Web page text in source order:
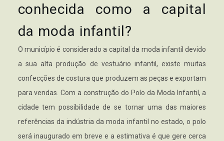
conhecida como a capital
da moda infantil?
O município é considerado a capital da moda infantil devido
a sua alta produção de vestuário infantil, existe muitas
confecções de costura que produzem as peças e exportam
para vendas. Com a construção do Polo da Moda Infantil, a
cidade tem possibilidade de se tornar uma das maiores
referências da indústria da moda infantil no estado, o polo
será inaugurado em breve e a estimativa é que gere cerca